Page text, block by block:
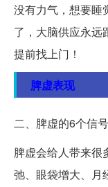
没有力气，想要睡
了，大脑供应永远
提前找上门！
脾虚表现
二、脾虚的6个信
脾虚会给人带来很
弛、眼袋增大、月